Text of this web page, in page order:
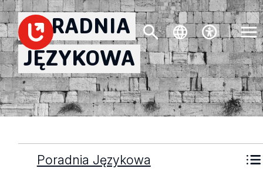
PORADNIA
JĘZYKOWA
Poradnia Językowa